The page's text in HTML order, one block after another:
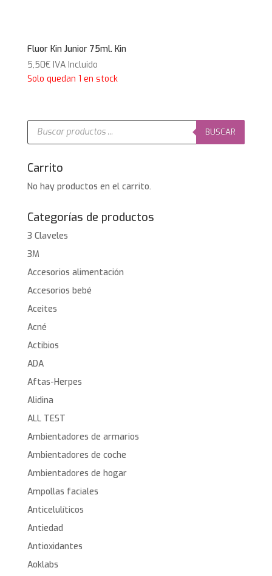
Fluor Kin Junior 75ml. Kin
5,50€ IVA Incluido
Solo quedan 1 en stock
Búsqueda
productos
BUSCAR
Carrito
No hay productos en el carrito.
Categorías de productos
3 Claveles
3M
Accesorios alimentación
Accesorios bebé
Aceites
Acné
Actibios
ADA
Aftas-Herpes
Alidina
ALL TEST
Ambientadores de armarios
Ambientadores de coche
Ambientadores de hogar
Ampollas faciales
Anticelulíticos
Antiedad
Antioxidantes
Aoklabs